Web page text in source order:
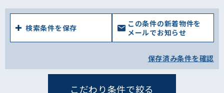
検索条件を保存
この条件の新着物件を
メールでお知らせ
保存済み条件を確認
こだわり条件で絞る